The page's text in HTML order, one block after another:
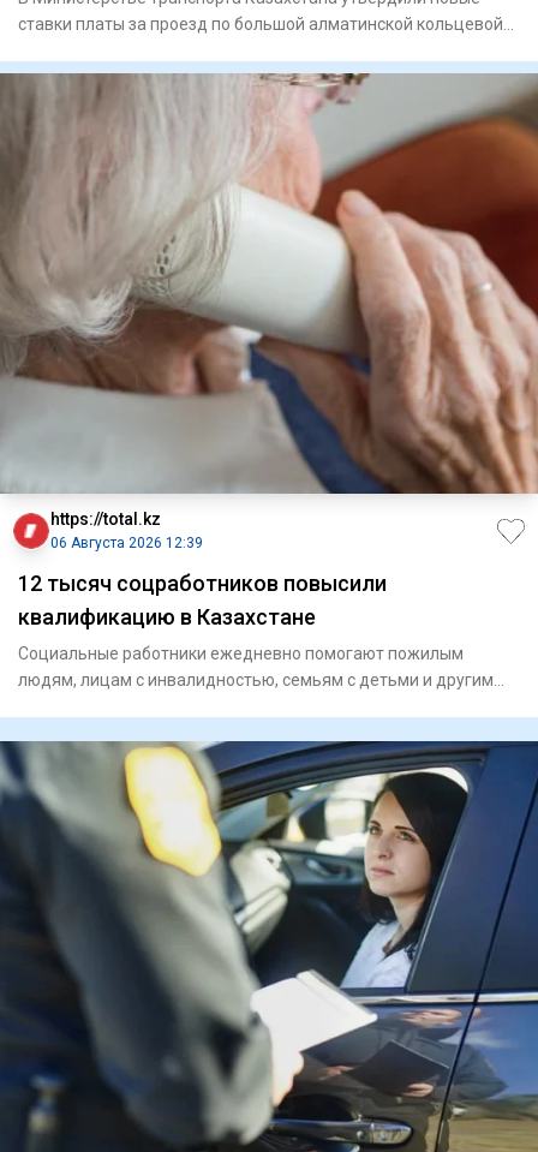
ставки платы за проезд по большой алматинской кольцевой
https://total.kz
06 Августа 2026 12:39
12 тысяч соцработников повысили
квалификацию в Казахстане
Социальные работники ежедневно помогают пожилым
людям, лицам с инвалидностью, семьям с детьми и другим